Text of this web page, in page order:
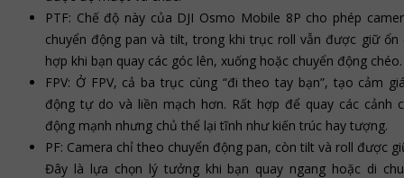
PTF: Chế độ này của DJI Osmo Mobile 8P cho phép
chuyển động pan và tilt, trong khi trục roll vẫn được giữ ổn
hợp khi bạn quay các góc lên, xuống hoặc chuyển động chéo.
FPV: Ở FPV, cả ba trục cùng “đi theo tay bạn”, tạo cảm
động tự do và liền mạch hơn. Rất hợp để quay các cảnh
động mạnh nhưng chủ thể lại tĩnh như kiến trúc hay tượng.
PF: Camera chỉ theo chuyển động pan, còn tilt và roll được
Đây là lựa chọn lý tưởng khi bạn quay ngang hoặc di